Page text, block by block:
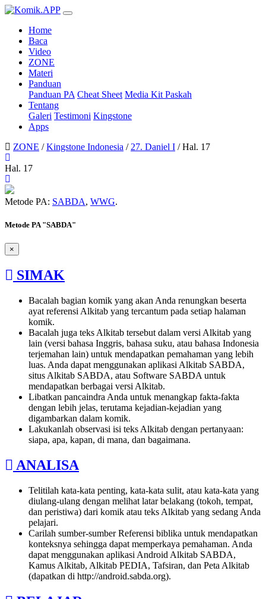
Home
Baca
Video
ZONE
Materi
Panduan
Panduan PA Cheat Sheet Media Kit Paskah
Tentang
Galeri Testimoni Kingstone
Apps
ZONE /Kingstone Indonesia / 27. Daniel I /Hal. 17
Hal. 17
Metode PA: SABDA, WWG.
Metode PA "SABDA"
×
SIMAK
Bacalah bagian komik yang akan Anda renungkan beserta
ayat referensi Alkitab yang tercantum pada setiap halaman
komik.
Bacalah juga teks Alkitab tersebut dalam versi Alkitab yang
lain (versi bahasa Inggris, bahasa suku, atau bahasa Indonesia
terjemahan lain) untuk mendapatkan pemahaman yang lebih
luas. Anda dapat menggunakan aplikasi Alkitab SABDA,
situs Alkitab SABDA, atau Software SABDA untuk
mendapatkan berbagai versi Alkitab.
Libatkan pancaindra Anda untuk menangkap fakta-fakta
dengan lebih jelas, terutama kejadian-kejadian yang
digambarkan dalam komik.
Lakukanlah observasi isi teks Alkitab dengan pertanyaan:
siapa, apa, kapan, di mana, dan bagaimana.
ANALISA
Telitilah kata-kata penting, kata-kata sulit, atau kata-kata yang
diulang-ulang dengan melihat latar belakang (tokoh, tempat,
dan peristiwa) dari komik atau teks Alkitab yang sedang Anda
pelajari.
Carilah sumber-sumber Referensi biblika untuk mendapatkan
konteksnya sehingga dapat memperkaya pemahaman. Anda
dapat menggunakan aplikasi Android Alkitab SABDA,
Kamus Alkitab, Alkitab PEDIA, Tafsiran, dan Peta Alkitab
(dapatkan di http://android.sabda.org).